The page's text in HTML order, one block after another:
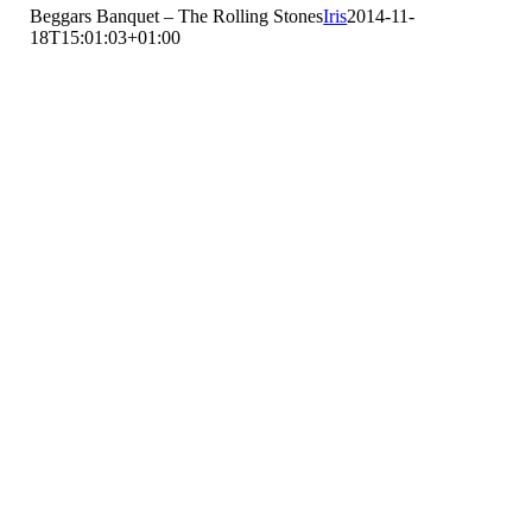
Beggars Banquet – The Rolling StonesIris2014-11-
18T15:01:03+01:00